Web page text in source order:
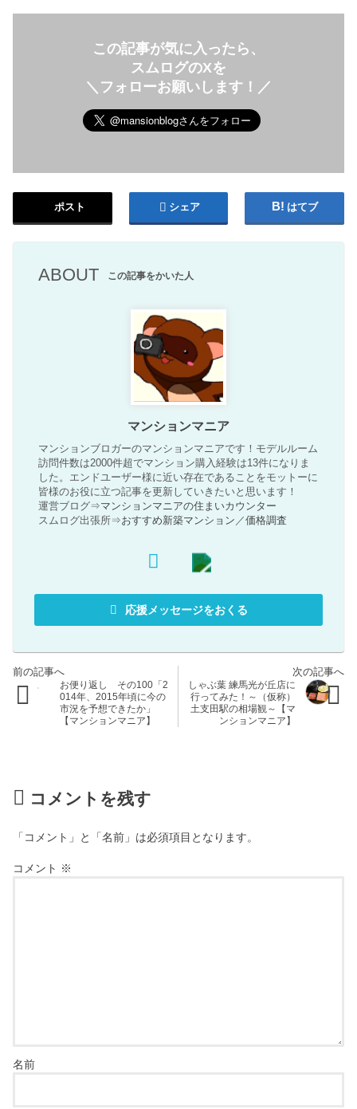
この記事が気に入ったら、
スムログのXを
＼フォローお願いします！／
ポスト シェア はてブ
ABOUT この記事をかいた人
マンションマニア
マンションブロガーのマンションマニアです！モデルルーム
訪問件数は2000件超でマンション購入経験は13件になりま
した。エンドユーザー様に近い存在であることをモットーに
皆様のお役に立つ記事を更新していきたいと思います！
運営ブログ⇒マンションマニアの住まいカウンター
スムログ出張所⇒おすすめ新築マンション ／価格調査
応援メッセージをおくる
お便り返し その100「2
014年、2015年頃に今の
市況を予想できたか」
【マンションマニア】
しゃぶ葉 練馬光が丘店に
行ってみた！～（仮称）
土支田駅の相場観～【マ
ンションマニア】
コメントを残す
「コメント」と「名前」は必須項目となります。
コメント ※
名前